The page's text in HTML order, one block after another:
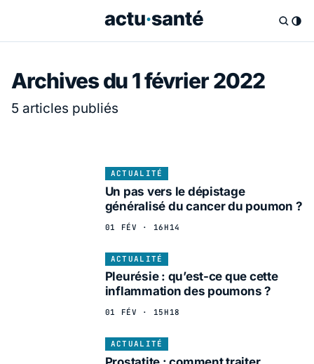
Archives du 1 février 2022
5 articles publiés
ACTUALITÉ
Un pas vers le dépistage
généralisé du cancer du poumon ?
01 FÉV · 16H14
ACTUALITÉ
Pleurésie : qu’est-ce que cette
inflammation des poumons ?
01 FÉV · 15H18
ACTUALITÉ